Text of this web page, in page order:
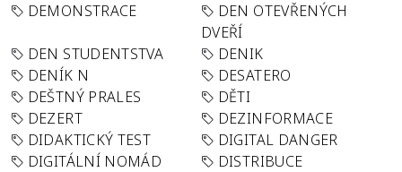
DEMONSTRACE
DEN OTEVŘENÝCH
DVEŘÍ
DEN STUDENTSTVA
DENIK
DENÍK N
DESATERO
DEŠTNÝ PRALES
DĚTI
DEZERT
DEZINFORMACE
DIDAKTICKÝ TEST
DIGITAL DANGER
DIGITÁLNÍ NOMÁD
DISTRIBUCE